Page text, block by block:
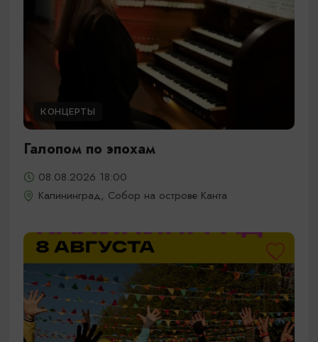
КОНЦЕРТЫ
Галопом по эпохам
08.08.2026 18:00
Калининград, Собор на острове Канта